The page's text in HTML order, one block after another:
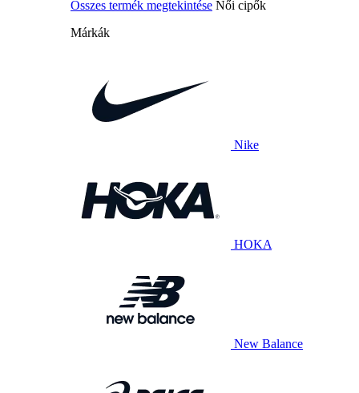
Összes termék megtekintése Női cipők
Márkák
Nike
HOKA
New Balance